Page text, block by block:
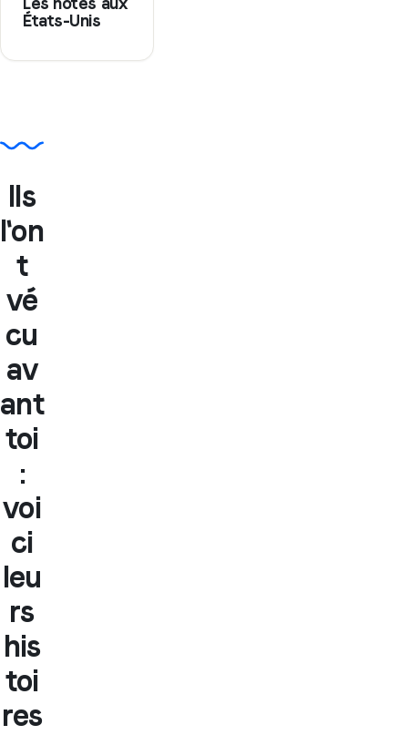
États-Unis
Ils
l'on
t
vé
cu
av
ant
toi
:
voi
ci
leu
rs
his
toi
res